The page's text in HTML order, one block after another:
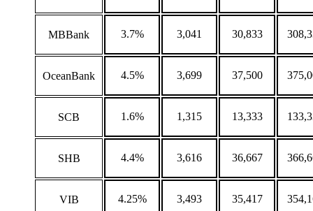
MBBank 3.7% 3,041 30,833
OceanBank 4.5% 3,699 37,500
SCB 1.6% 1,315 13,333
SHB 4.4% 3,616 36,667
VIB 4.25% 3,493 35,417